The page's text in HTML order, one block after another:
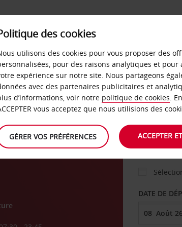
LIBRE-SERVICE
AGENCE DE
DATE DE
des cookies
utilisons des cookies pour vous proposer des
pour des raisons analytiques et pour
expérience sur notre site. Nous partageons
avec des partenaires publicitaires et
d’informations, voir notre politique de cookies.
vous acceptez que nous utilisions des
GÉRER VOS PRÉFÉRENCES ACCEPTER